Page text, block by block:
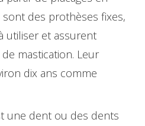
des prothèses fixes,
utiliser et assurent
mastication. Leur
dix ans comme
une dent ou des dents